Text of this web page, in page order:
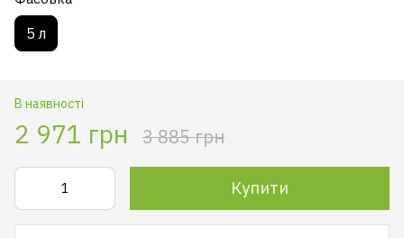
5 л
В наявності
2 971 грн 3 885 грн
Купити